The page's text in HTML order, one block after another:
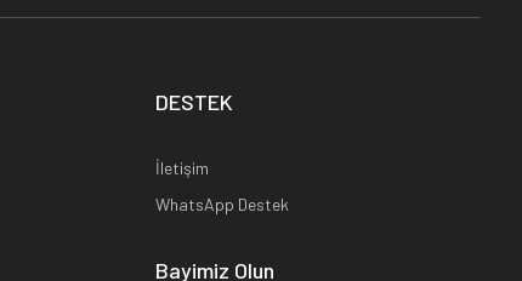
DESTEK
İletişim
WhatsApp Destek
Bayimiz Olun